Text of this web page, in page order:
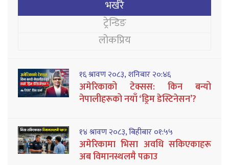
भर्खरै
ट्रेन्डिङ
लोकप्रिय
१६ श्रावण २०८३, शनिबार २०:४६
अमेरिकाको टेक्सस: किन बन्यो
नेपालीहरूको नयाँ ‘ड्रिम डेस्टिनेसन’?
१४ श्रावण २०८३, बिहीबार ०१:५५
अमेरिकामा भिसा अवधि सकिएकाहरू
अब विमानस्थलमै पक्राउ